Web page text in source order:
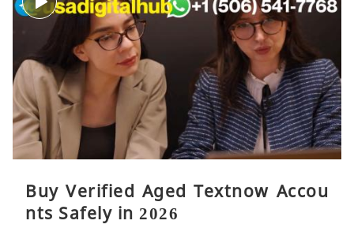
Buy Verified Aged Textnow Accou
nts Safely in 2026